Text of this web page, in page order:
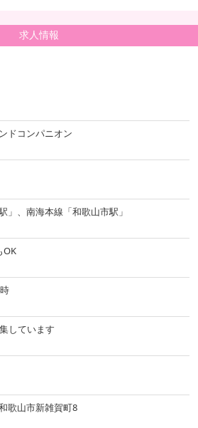
求人情報
ドコンパニオン
」、南海本線「和歌山市駅」
OK
しています
歌山市新雑賀町8